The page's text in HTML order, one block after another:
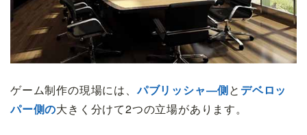
ゲーム制作の現場には、パブリッシャ―側と デベロッ
パー側の大きく分けて2つの立場があります。